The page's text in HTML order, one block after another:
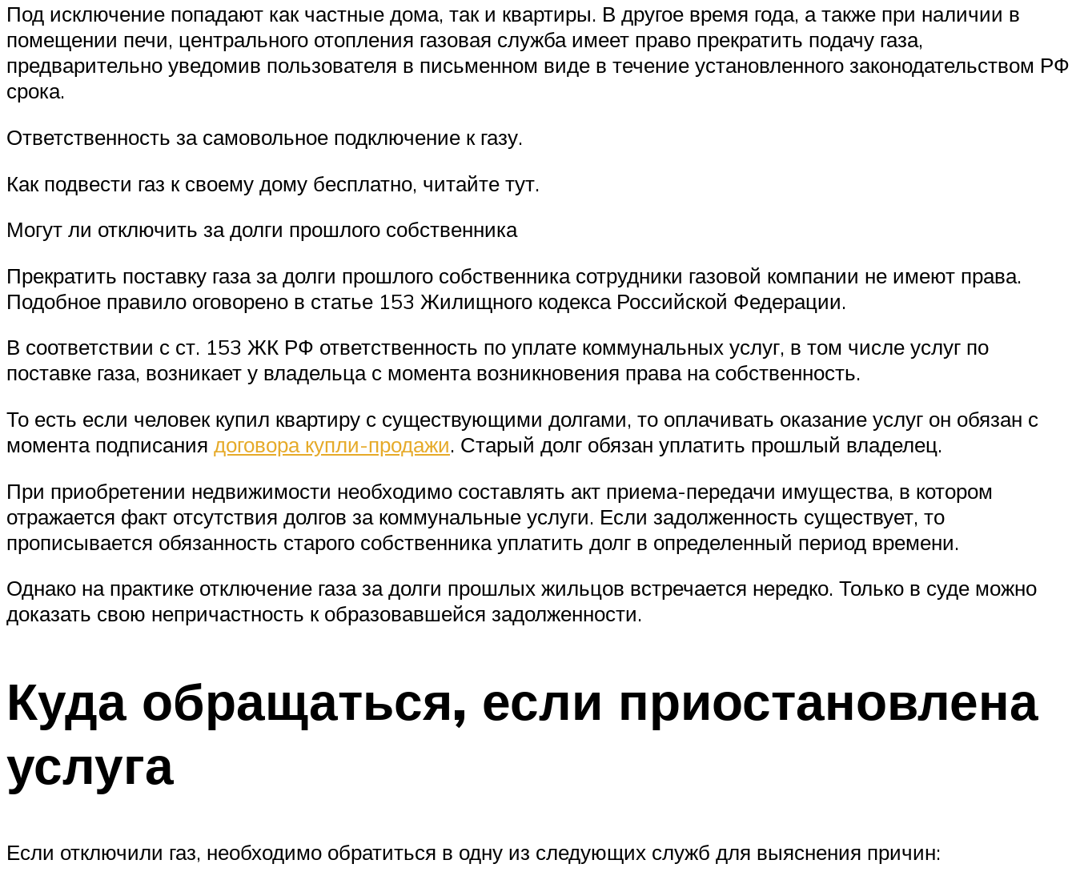
Под исключение попадают как частные дома, так и квартиры. В другое время года, а также при наличии в
помещении печи, центрального отопления газовая служба имеет право прекратить подачу газа,
предварительно уведомив пользователя в письменном виде в течение установленного законодательством РФ
срока.
Ответственность за самовольное подключение к газу.
Как подвести газ к своему дому бесплатно, читайте тут.
Могут ли отключить за долги прошлого собственника
Прекратить поставку газа за долги прошлого собственника сотрудники газовой компании не имеют права.
Подобное правило оговорено в статье 153 Жилищного кодекса Российской Федерации.
В соответствии с ст. 153 ЖК РФ ответственность по уплате коммунальных услуг, в том числе услуг по
поставке газа, возникает у владельца с момента возникновения права на собственность.
То есть если человек купил квартиру с существующими долгами, то оплачивать оказание услуг он обязан с
момента подписания договора купли-продажи. Старый долг обязан уплатить прошлый владелец.
При приобретении недвижимости необходимо составлять акт приема-передачи имущества, в котором
отражается факт отсутствия долгов за коммунальные услуги. Если задолженность существует, то
прописывается обязанность старого собственника уплатить долг в определенный период времени.
Однако на практике отключение газа за долги прошлых жильцов встречается нередко. Только в суде можно
доказать свою непричастность к образовавшейся задолженности.
Куда обращаться, если приостановлена
услуга
Если отключили газ, необходимо обратиться в одну из следующих служб для выяснения причин: